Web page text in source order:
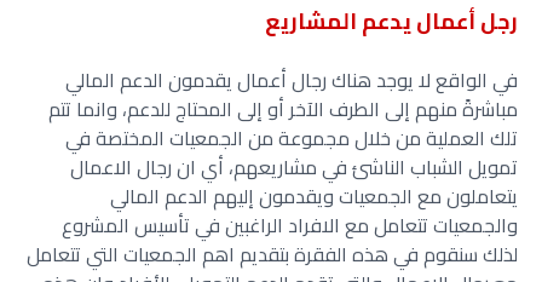
رجل أعمال يدعم المشاريع
في الواقع لا يوجد هناك رجال أعمال يقدمون الدعم المالي
مباشرةً منهم إلى الطرف الآخر أو إلى المحتاج للدعم، وانما تتم
تلك العملية من خلال مجموعة من الجمعيات المختصة في
تمويل الشباب الناشئ في مشاريعهم، أي ان رجال الاعمال
يتعاملون مع الجمعيات ويقدمون إليهم الدعم المالي
والجمعيات تتعامل مع الافراد الراغبين في تأسيس المشروع
لذلك سنقوم في هذه الفقرة بتقديم اهم الجمعيات التي تتعامل